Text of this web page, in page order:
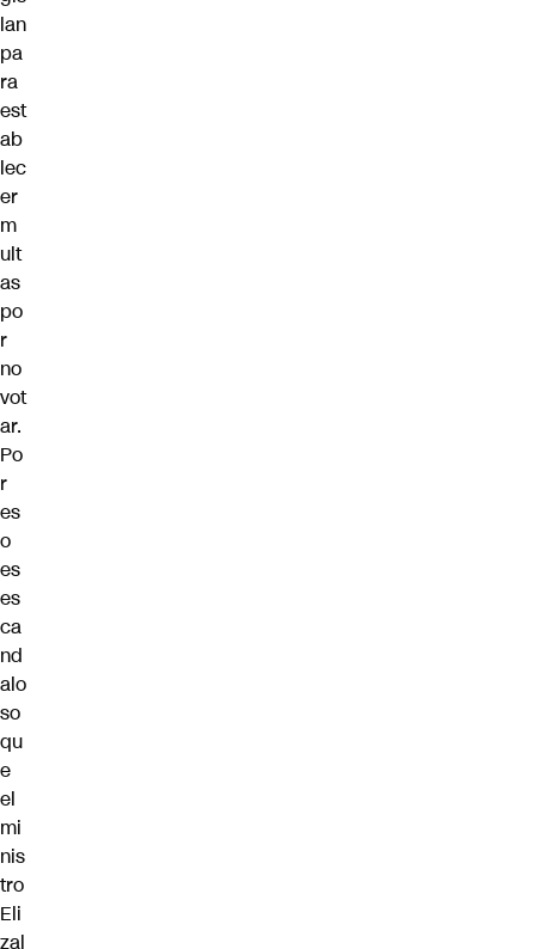
lan
pa
ra
est
ab
lec
er
m
ult
as
po
r
no
vot
ar.
Po
r
es
o
es
es
ca
nd
alo
so
qu
e
el
mi
nis
tro
Eli
zal